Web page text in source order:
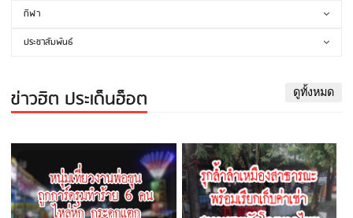
กีฬา
ประชาสัมพันธ์
ข่าวฮิต ประเด็นฮ็อต ดูทั้งหมด